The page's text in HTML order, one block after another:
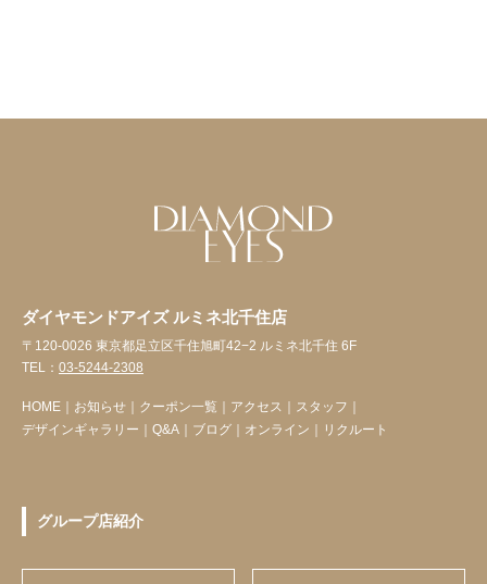
ダイヤモンドアイズ ルミネ北千住店
〒120-0026 東京都足立区千住旭町42−2 ルミネ北千住 6F
TEL： 03-5244-2308
HOME ｜ お知らせ ｜ クーポン一覧 ｜ アクセス ｜ スタッフ ｜
デザインギャラリー ｜ Q&A ｜ ブログ ｜ オンライン ｜ リクルート
グループ店紹介